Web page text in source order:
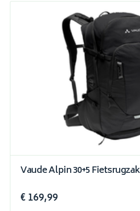
Vaude Alpin 30+5 Fietsrugzak
€ 169,99